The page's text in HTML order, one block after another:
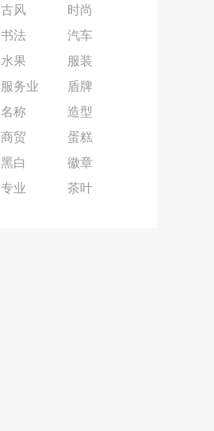
古风
时尚
书法
汽车
水果
服装
服务业
盾牌
名称
造型
商贸
蛋糕
黑白
徽章
专业 茶叶